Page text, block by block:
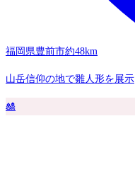
福岡県豊前市約48km
山岳信仰の地で雛人形を展示
🎎